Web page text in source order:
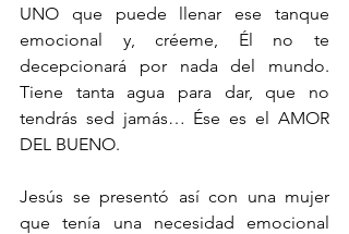
UNO que puede llenar ese tanque
emocional y, créeme, Él no te
decepcionará por nada del mundo.
Tiene tanta agua para dar, que no
tendrás sed jamás… Ése es el AMOR
DEL BUENO.
Jesús se presentó así con una mujer
que tenía una necesidad emocional